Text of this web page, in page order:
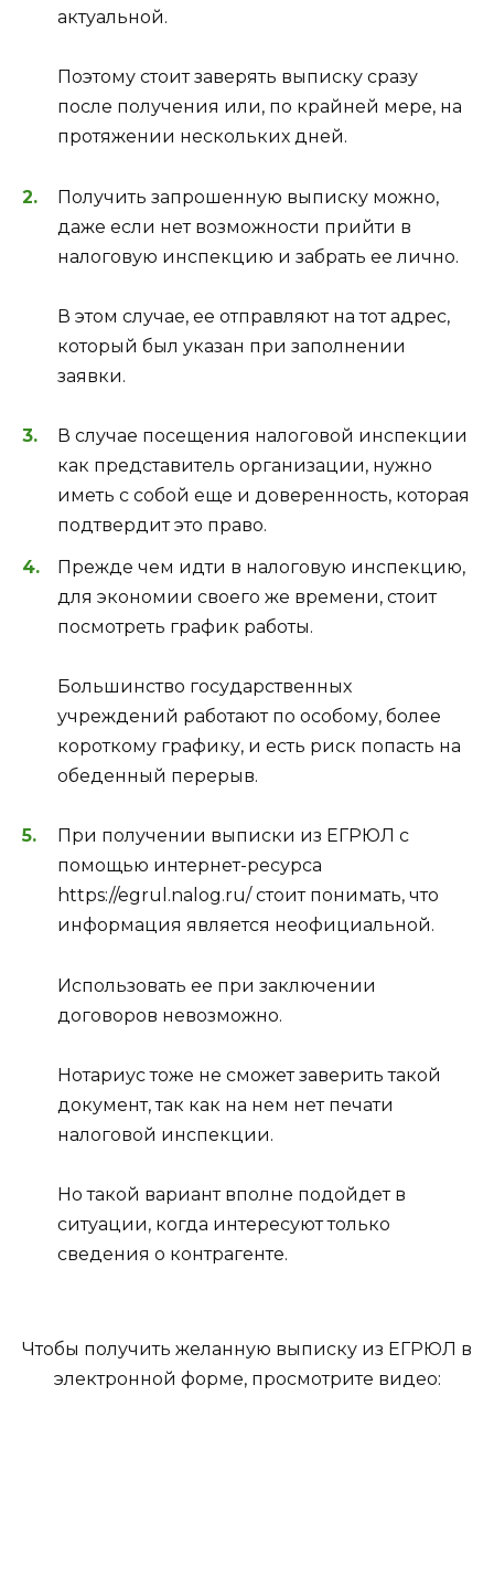
актуальной.
Поэтому стоит заверять выписку сразу
после получения или, по крайней мере, на
протяжении нескольких дней.
Получить запрошенную выписку можно,
даже если нет возможности прийти в
налоговую инспекцию и забрать ее лично.
В этом случае, ее отправляют на тот адрес,
который был указан при заполнении
заявки.
В случае посещения налоговой инспекции
как представитель организации, нужно
иметь с собой еще и доверенность, которая
подтвердит это право.
Прежде чем идти в налоговую инспекцию,
для экономии своего же времени, стоит
посмотреть график работы.
Большинство государственных
учреждений работают по особому, более
короткому графику, и есть риск попасть на
обеденный перерыв.
При получении выписки из ЕГРЮЛ с
помощью интернет-ресурса
https://egrul.nalog.ru/ стоит понимать, что
информация является неофициальной.
Использовать ее при заключении
договоров невозможно.
Нотариус тоже не сможет заверить такой
документ, так как на нем нет печати
налоговой инспекции.
Но такой вариант вполне подойдет в
ситуации, когда интересуют только
сведения о контрагенте.
Чтобы получить желанную выписку из ЕГРЮЛ в
электронной форме, просмотрите видео: